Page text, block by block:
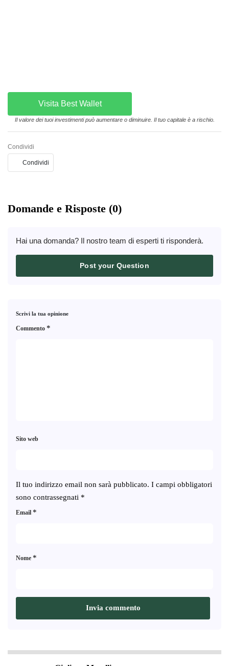
Visita Best Wallet
Il valore dei tuoi investimenti può aumentare o diminuire. Il tuo capitale è a rischio.
Condividi
Condividi
Domande e Risposte (0)
Hai una domanda? Il nostro team di esperti ti risponderà.
Post your Question
Scrivi la tua opinione
Il tuo indirizzo email non sarà pubblicato. I campi obbligatori
sono contrassegnati *
Commento *
Nome *
Email *
Sito web